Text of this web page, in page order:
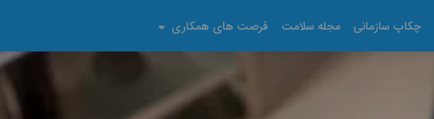
چکاپ سازمانی مجله سلامت فرصت های همکاری